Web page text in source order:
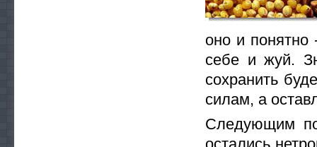
оно и понятно
себе и жуй.
сохранить
силам, а
Следующим